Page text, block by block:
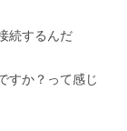
続するんだ
すか？って感じ